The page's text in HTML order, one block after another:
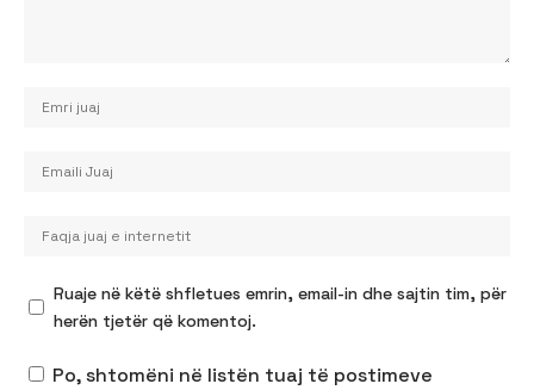
Ruaje në këtë shfletues emrin, email-in dhe sajtin tim, për
herën tjetër që komentoj.
Po, shtomëni në listën tuaj të postimeve